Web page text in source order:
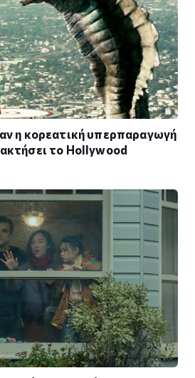
η κορεατική υπερπαραγωγή
το Hollywood